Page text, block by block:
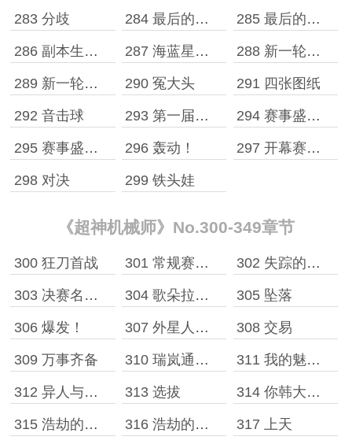
283 分歧 284 最后的尾音［上］ 285 最后的尾音［下］
286 副本生成权 287 海蓝星平稳期与奥弗梅拉来访者 288 新一轮商业链 上
289 新一轮商业链［下］ 290 冤大头 291 四张图纸
292 音击球 293 第一届星海职业联赛，开幕！ 294 赛事盛会［上］
295 赛事盛会［下］ 296 轰动！ 297 开幕赛，昊天首战！
298 对决 299 铁头娃
《超神机械师》No.300-349章节
300 狂刀首战 301 常规赛，死亡小组 302 失踪的隐藏主线
303 决赛名单，新的打算 304 歌朵拉人，星空来客 305 坠落
306 爆发！ 307 外星人俘虏 308 交易
309 万事齐备 310 瑞岚通牒，本尼特的决定 311 我的魅力不可能这么低
312 异人与宇宙观 313 选拔 314 你韩大爷始终是你韩大爷！
315 浩劫的预热任务［上］ 316 浩劫的预热任务［下］ 317 上天